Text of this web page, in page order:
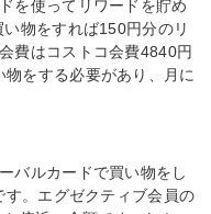
を使ってリワードを貯め
物をすれば150円分のリ
費はコストコ会費4840円
をする必要があり、月に
バルカードで買い物をし
。エグゼクティブ会員の